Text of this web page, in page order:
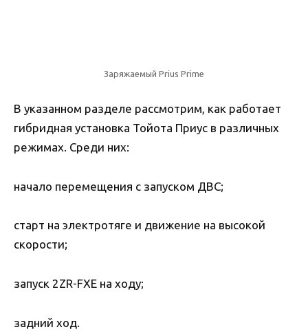
Заряжаемый Prius Prime
В указанном разделе рассмотрим, как работает
гибридная установка Тойота Приус в различных
режимах. Среди них:
начало перемещения с запуском ДВС;
старт на электротяге и движение на высокой
скорости;
запуск 2ZR-FXE на ходу;
задний ход.